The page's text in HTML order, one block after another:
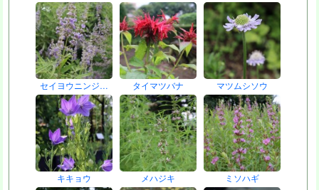
セイヨウニンジ… タイマツバナ マツムシソウ
キキョウ メハジキ ミソハギ